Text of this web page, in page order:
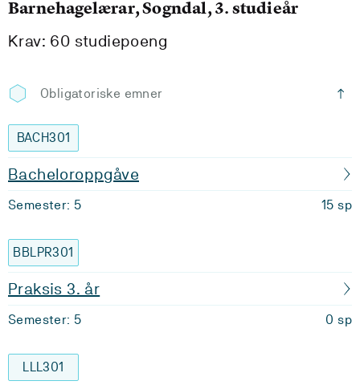
Barnehagelærar, Sogndal, 3. studieår
Krav: 60 studiepoeng
Obligatoriske emner
BACH301
Bacheloroppgåve
Semester: 5 15 sp
BBLPR301
Praksis 3. år
Semester: 5 0 sp
LLL301